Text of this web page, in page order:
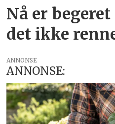
Nå er
det ikke
ANNONSE
ANNONSE: